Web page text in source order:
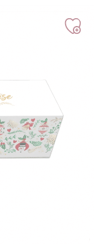
Auf